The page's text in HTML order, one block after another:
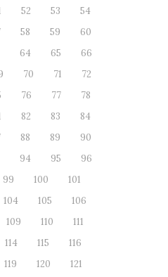
52 53
54
58 59
60
64 65
66
70 71
72
76 77
78
82 83
84
88 89
90
94 95
96
99 100
101
104 105
106
109 110
111
114 115
116
119 120
121